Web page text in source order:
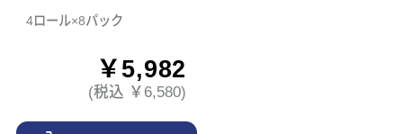
4ロール×8パック
￥5,982
(税込 ￥6,580)